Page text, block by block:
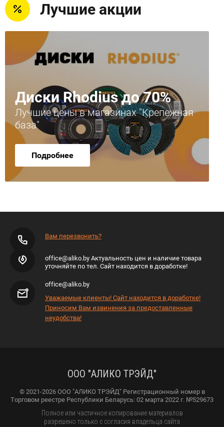
Лучшие акции
Диски Rhodius до 70%
Лучшие цены в магазинах "Крепежная
база"
Подробнее
Вам перезвонить?
office@aliko.by Актуальность цен и наличие товара
уточняйте по тел. Сайт находится в доработке!
office@aliko.by
Уважаемые клиенты! Сайт находится в доработке!
Приносим Вам извинения за предоставленные
неудобства!
ООО "АЛИКО ТРЭЙД"
© 2021-2026 ООО "АЛИКО ТРЭЙД" Регистрационный номер в
Торговом реестре Республики Беларусь: 02 марта 2022 г. №529673
Полное или частичное копирование материалов
разрешено только с согласия владельца сайта